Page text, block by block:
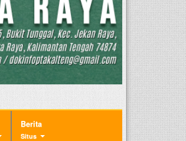
Berita
Situs